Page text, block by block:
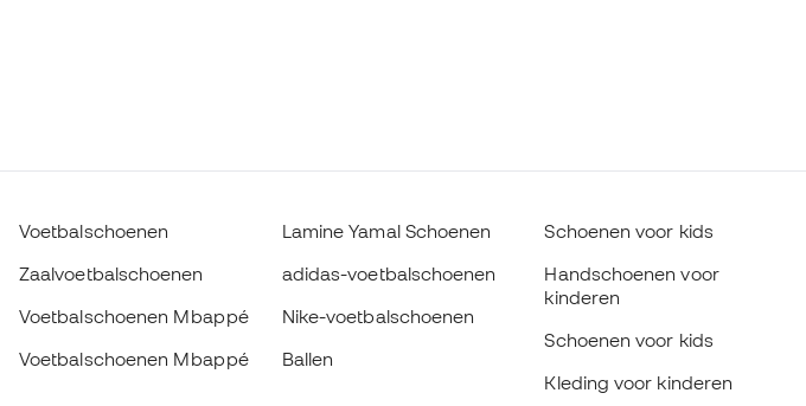
Voetbalschoenen
Zaalvoetbalschoenen
Voetbalschoenen Mbappé
Voetbalschoenen Mbappé
Lamine Yamal Schoenen
adidas-voetbalschoenen
Nike-voetbalschoenen
Ballen
Schoenen voor kids
Handschoenen voor
kinderen
Schoenen voor kids
Kleding voor kinderen